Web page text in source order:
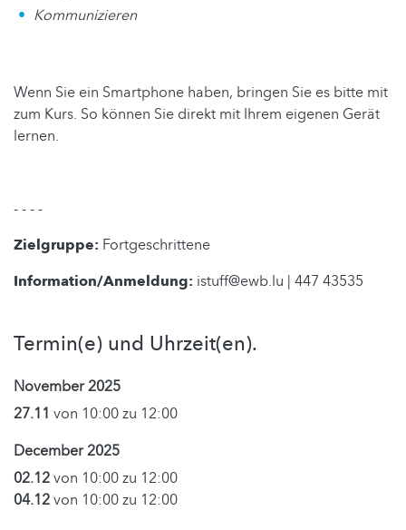
Kommunizieren
Wenn Sie ein Smartphone haben, bringen Sie es bitte mit
zum Kurs. So können Sie direkt mit Ihrem eigenen Gerät
lernen.
- - - -
Zielgruppe: Fortgeschrittene
Information/Anmeldung: istuff@ewb.lu | 447 43535
Termin(e) und Uhrzeit(en).
November 2025
27.11 von 10:00 zu 12:00
December 2025
02.12von 10:00 zu 12:00
04.12von 10:00 zu 12:00